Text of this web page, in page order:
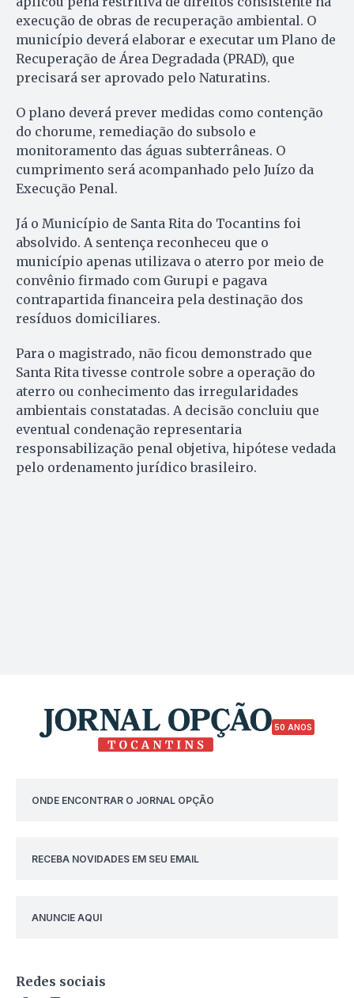
execução de obras de recuperação ambiental. O
município deverá elaborar e executar um Plano de
Recuperação de Área Degradada (PRAD), que
precisará ser aprovado pelo Naturatins.
O plano deverá prever medidas como contenção
do chorume, remediação do subsolo e
monitoramento das águas subterrâneas. O
cumprimento será acompanhado pelo Juízo da
Execução Penal.
Já o Município de Santa Rita do Tocantins foi
absolvido. A sentença reconheceu que o
município apenas utilizava o aterro por meio de
convênio firmado com Gurupi e pagava
contrapartida financeira pela destinação dos
resíduos domiciliares.
Para o magistrado, não ficou demonstrado que
Santa Rita tivesse controle sobre a operação do
aterro ou conhecimento das irregularidades
ambientais constatadas. A decisão concluiu que
eventual condenação representaria
responsabilização penal objetiva, hipótese vedada
pelo ordenamento jurídico brasileiro.
50 ANOS
ONDE ENCONTRAR O JORNAL OPÇÃO
RECEBA NOVIDADES EM SEU EMAIL
ANUNCIE AQUI
Redes sociais